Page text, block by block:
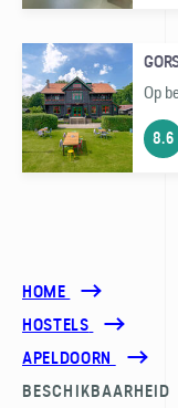
Op
8.6
HOME
HOSTELS
APELDOORN
BESCHIKBAARHEID